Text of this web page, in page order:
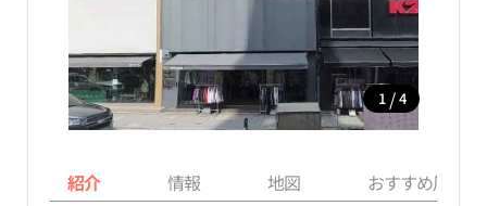
1 / 4
紹介 情報 地図 おすすめ周辺